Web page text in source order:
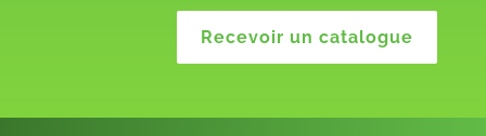
Recevoir un catalogue